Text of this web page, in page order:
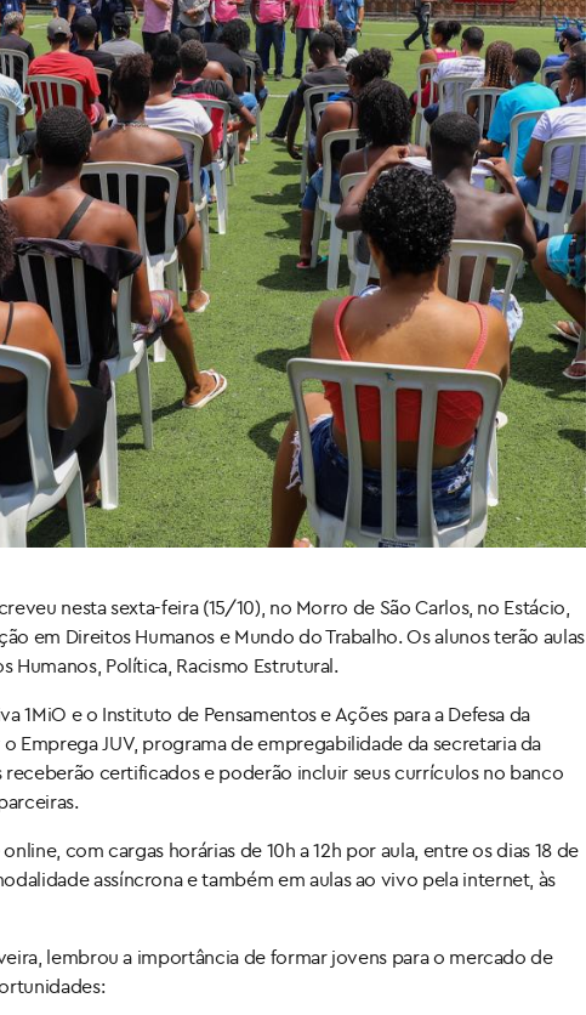
nesta sexta-feira (15/10), no Morro de São Carlos, no Estácio,
em Direitos Humanos e Mundo do Trabalho. Os alunos terão aulas
Humanos, Política, Racismo Estrutural.
1MiO e o Instituto de Pensamentos e Ações para a Defesa da
Emprega JUV, programa de empregabilidade da secretaria da
certificados e poderão incluir seus currículos no banco
com cargas horárias de 10h a 12h por aula, entre os dias 18 de
assíncrona e também em aulas ao vivo pela internet, às
lembrou a importância de formar jovens para o mercado de